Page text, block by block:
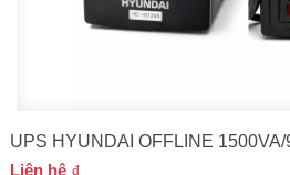
UPS HYUNDAI OFFLINE
Liên hệ